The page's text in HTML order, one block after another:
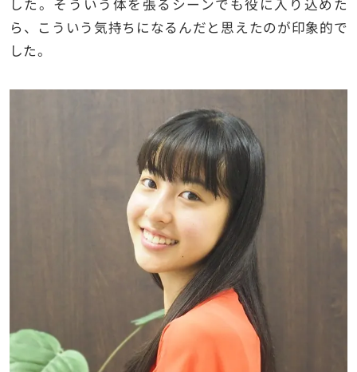
した。そういう体を張るシーンでも役に入り込めた
ら、こういう気持ちになるんだと思えたのが印象的で
した。